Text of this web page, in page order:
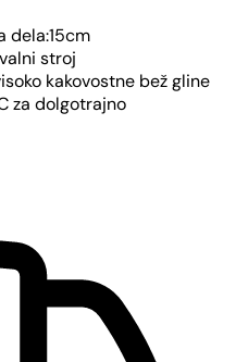
dela:15cm
stroj
kakovostne bež gline
za dolgotrajno